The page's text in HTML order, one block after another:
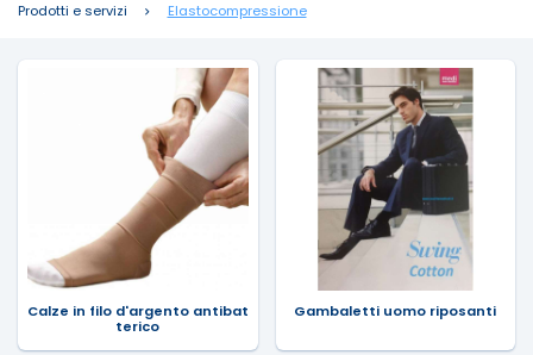
Prodotti e servizi Elastocompressione
Calze in filo d'argento antibat
terico
Gambaletti uomo riposanti